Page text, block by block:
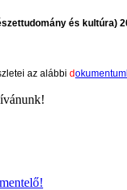
és kultúra)
az alábbid